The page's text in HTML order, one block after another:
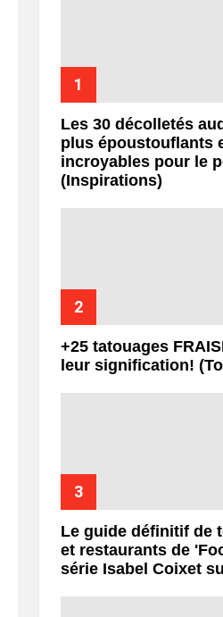
Les 30 décolletés
plus époustouflants
incroyables pour le
(Inspirations)
+25 tatouages
leur signification!
Le guide définitif de
et restaurants de
série Isabel Coixet